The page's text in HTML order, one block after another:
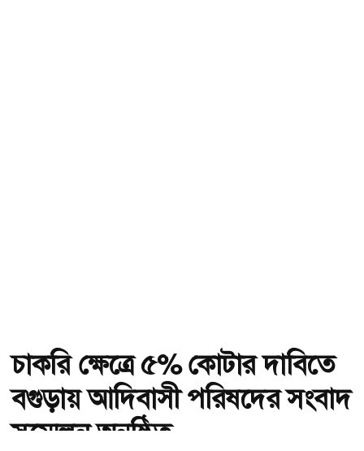
চাকরি ক্ষেত্রে ৫% কোটার দাবিতে
বগুড়ায় আদিবাসী পরিষদের সংবাদ
সম্মেলন অনুষ্ঠিত